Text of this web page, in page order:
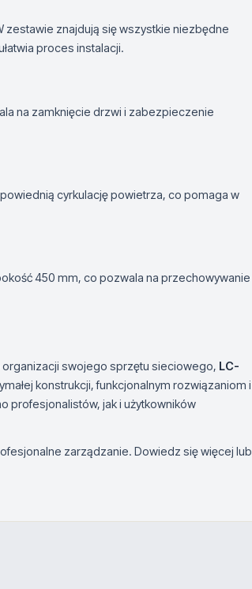
zestawie znajdują się wszystkie niezbędne
proces instalacji.
na zamknięcie drzwi i zabezpieczenie
cyrkulację powietrza, co pomaga w
450 mm, co pozwala na przechowywanie
swojego sprzętu sieciowego, LC-
konstrukcji, funkcjonalnym rozwiązaniom i
profesjonalistów, jak i użytkowników
zarządzanie. Dowiedz się więcej lub